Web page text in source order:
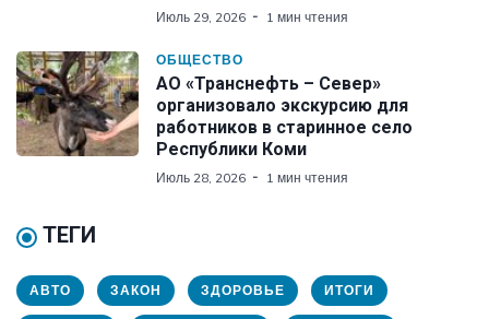
Июль 29, 2026 1 мин чтения
ОБЩЕСТВО
АО «Транснефть – Север»
организовало экскурсию для
работников в старинное село
Республики Коми
Июль 28, 2026 1 мин чтения
ТЕГИ
АВТО ЗАКОН ЗДОРОВЬЕ ИТОГИ